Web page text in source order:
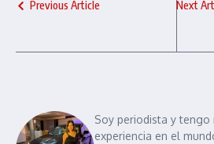
Previous Article Next
Soy periodista y tengo
experiencia en el